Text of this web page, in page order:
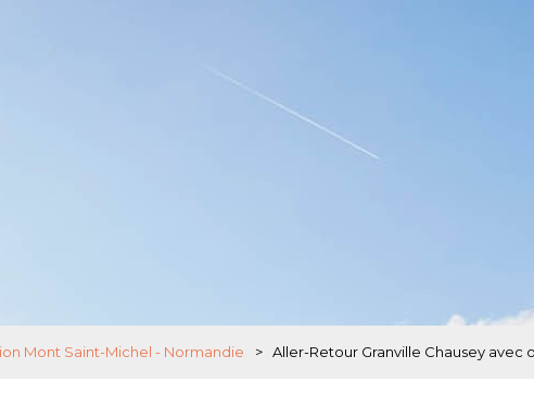
Mont Saint-Michel - Normandie > Aller-Retour Granville Chausey